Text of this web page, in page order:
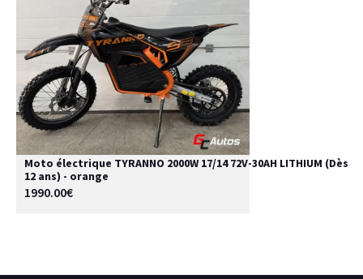
Moto électrique TYRANNO 2000W 17/14 72V-30AH LITHIUM (Dès
12 ans) - orange
1990.00€